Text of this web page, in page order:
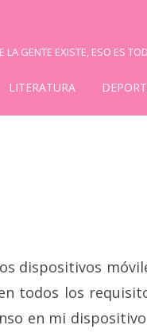
GENTE EXISTE, ESO ES
LITERATURA
dispositivos
todos los
en mi